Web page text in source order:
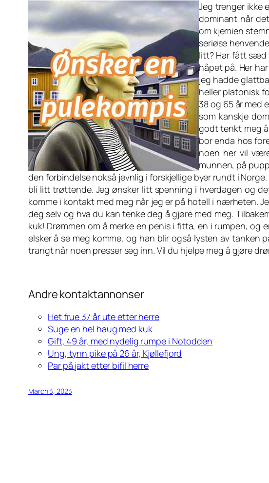
Jeg trenger ikke
dominant når
om kjemien
seriøse
litt? Har fått sæd
håpet på. Her
jeg hadde
heller platonisk
38 og 65 år med
som kanskje
godt tenkt meg
bor enda hos
noen her vil
munnen, på
den forbindelse nokså jevnlig i forskjellige byer rundt i
bli litt trøttende. Jeg ønsker litt spenning i hverdagen og
komme i kontakt med meg når jeg er på hotell i nærheten.
deg selv og hva du kan tenke deg å gjøre med meg.
kuk! Drømmen om å merke en penis i fitta, en i rumpen,
elsker å se meg komme, og han blir også lysten av tanken
trangt når noen presser seg inn. Vil du hjelpe meg å gjøre
Andre kontaktannonser
Het frue 37 år ute etter herre
Suge en hel haug med kuk
Gift, 49 år, med nydelig rumpe i Notodden
Ung, tynn pike på 26 år, Kjøllefjord
Par på jakt etter bifil herre
March 3, 2023